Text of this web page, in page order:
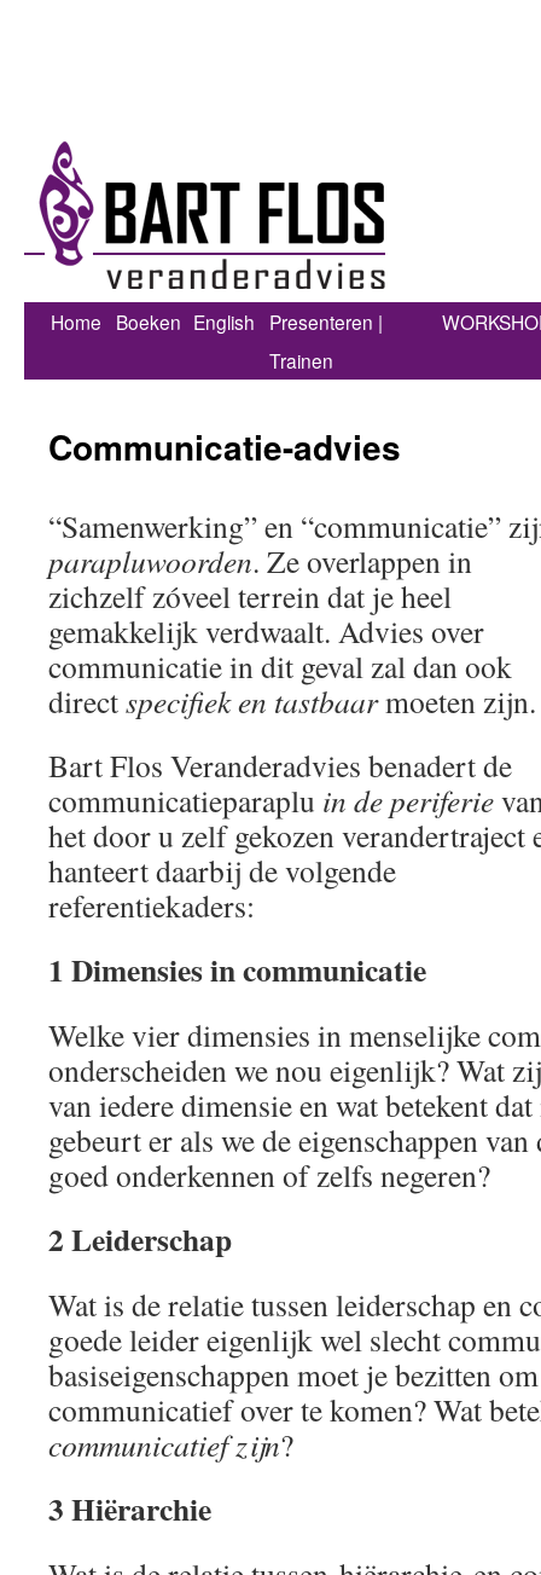
Home Boeken English
Presenteren |
Trainen
Communicatie-advies
“Samenwerking” en “communicatie”
parapluwoorden. Ze overlappen in
zichzelf zóveel terrein dat je heel
gemakkelijk verdwaalt. Advies over
communicatie in dit geval zal dan ook
directspecifiek en tastbaarmoeten zijn.
Bart Flos Veranderadvies benadert de
communicatieparaplu in de periferie
het door u zelf gekozen verandertraject
hanteert daarbij de volgende
referentiekaders:
1 Dimensies in communicatie
Welke vier dimensies in menselijke
onderscheiden we nou eigenlijk? Wat
van iedere dimensie en wat betekent
gebeurt er als we de eigenschappen
goed onderkennen of zelfs negeren?
2 Leiderschap
Wat is de relatie tussen leiderschap en
goede leider eigenlijk wel slecht
basiseigenschappen moet je bezitten
communicatief over te komen? Wat
communicatief zijn?
3 Hiërarchie